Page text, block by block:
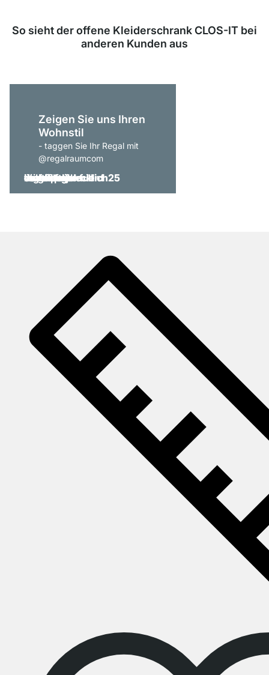
So sieht der offene Kleiderschrank CLOS-IT bei
anderen Kunden aus
Zeigen Sie uns Ihren
Wohnstil
- taggen Sie Ihr Regal mit
@regalraumcom